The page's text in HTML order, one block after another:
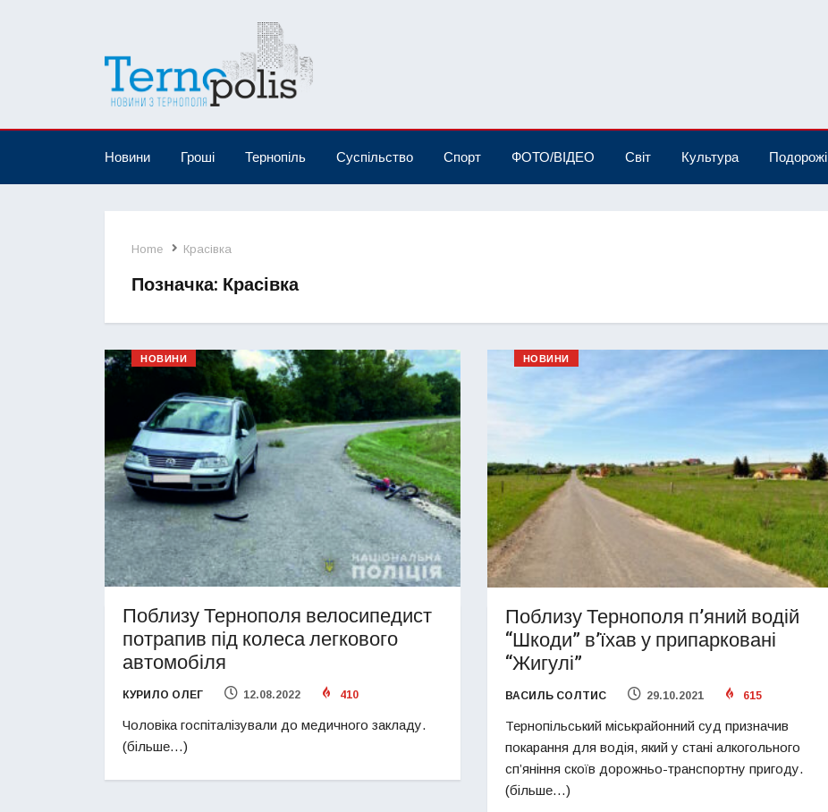
Новини Гроші Тернопіль Суспільство Спорт ФОТО/ВІДЕО Світ Культура Подорожі
Home Красівка
Позначка: Красівка
НОВИНИ
Поблизу Тернополя велосипедист
потрапив під колеса легкового
автомобіля
КУРИЛО ОЛЕГ 12.08.2022 410
Чоловіка госпіталізували до медичного закладу.
(більше…)
НОВИНИ
Поблизу Тернополя п’яний водій
“Шкоди” в’їхав у припарковані
“Жигулі”
ВАСИЛЬ СОЛТИС 29.10.2021 615
Тернопільський міськрайонний суд призначив
покарання для водія, який у стані алкогольного
сп’яніння скоїв дорожньо-транспортну пригоду.
(більше…)